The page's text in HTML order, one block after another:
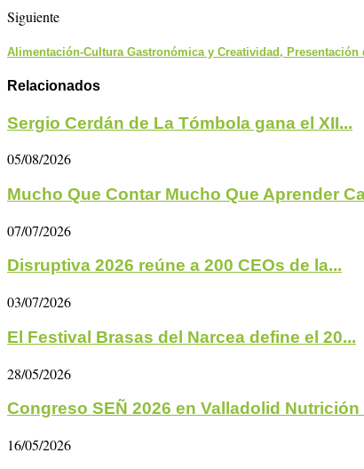
Siguiente
Alimentación-Cultura Gastronómica y Creatividad, Presentación
Relacionados
Sergio Cerdán de La Tómbola gana el XII...
05/08/2026
Mucho Que Contar Mucho Que Aprender
07/07/2026
Disruptiva 2026 reúne a 200 CEOs de la...
03/07/2026
El Festival Brasas del Narcea define el 20...
28/05/2026
Congreso SEÑ 2026 en Valladolid
16/05/2026